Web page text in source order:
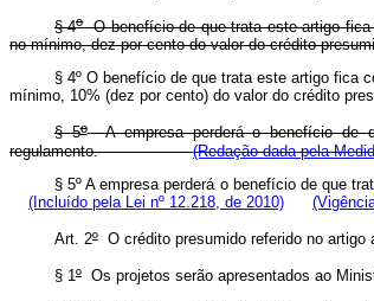
§ 4oO benefício de que trata este artigo fica
no mínimo, dez por cento do valor do
§ 4º O benefício de que trata este artigo fica
mínimo, 10% (dez por cento) do valor do crédito
§ 5oA empresa perderá o benefício de
regulamento.(Redação dada pela
§ 5º A empresa perderá o benefício de que
(Incluído pela Lei nº 12.218, de 2010)
Art. 2ºO crédito presumido referido no artigo
§ 1ºOs projetos serão apresentados ao